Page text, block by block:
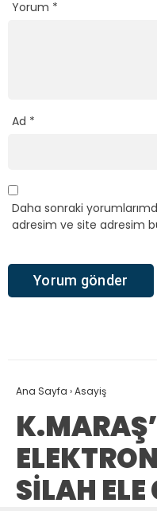
Yorum *
Ad *
Daha sonraki
adresim ve site adresim
Ana Sayfa ›Asayiş
SİLAH